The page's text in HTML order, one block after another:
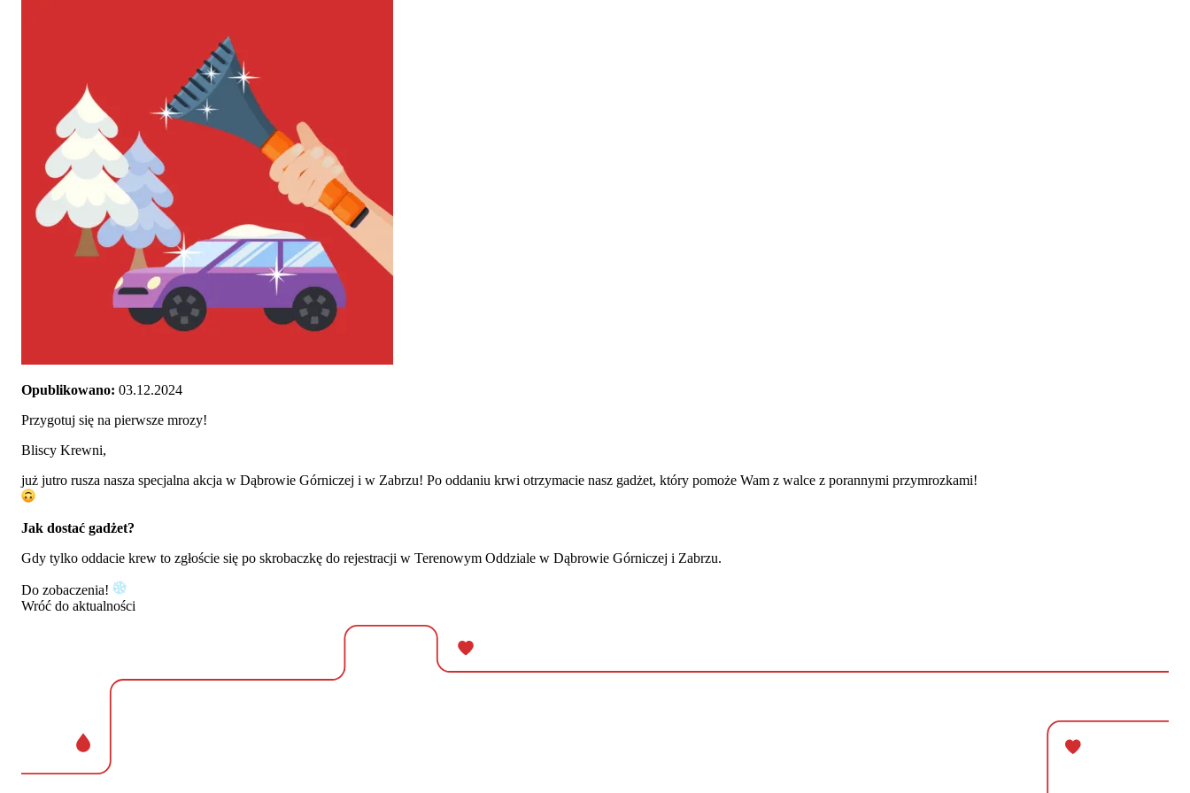
Opublikowano: 03.12.2024
Przygotuj się na pierwsze mrozy!
Bliscy Krewni,
już jutro rusza nasza specjalna akcja w Dąbrowie Górniczej i w Zabrzu! Po oddaniu krwi otrzymacie nasz gadżet, który pomoże Wam z walce z porannymi przymrozkami!
Jak dostać gadżet?
Gdy tylko oddacie krew to zgłoście się po skrobaczkę do rejestracji w Terenowym Oddziale w Dąbrowie Górniczej i Zabrzu.
Do zobaczenia!
Wróć do aktualności